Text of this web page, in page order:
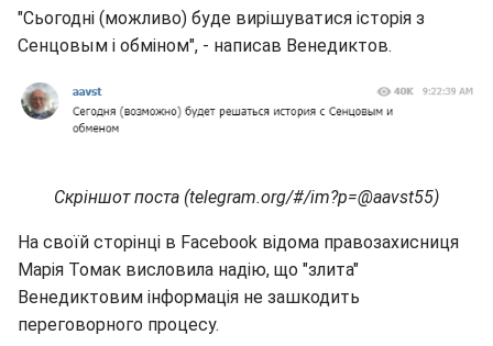
"Сьогодні (можливо) буде вирішуватися історія з
Сенцовым і обміном", - написав Венедиктов.
Скріншот поста (telegram.org/#/im?p=@aavst55)
На своїй сторінці в Facebook відома правозахисниця
Марія Томак висловила надію, що "злита"
Венедиктовим інформація не зашкодить
переговорного процесу.